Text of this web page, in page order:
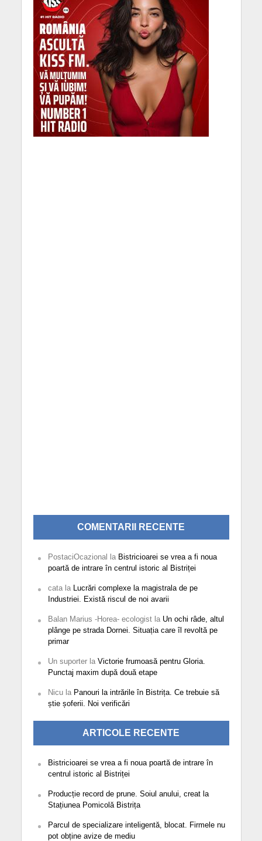
COMENTARII RECENTE
PostaciOcazional la Bistricioarei se vrea a fi noua
poartă de intrare în centrul istoric al Bistriței
catala
Lucrări complexe la magistrala de pe
Industriei. Există riscul de noi avarii
Balan Marius -Horea- ecologistla Un ochi râde, altul
plânge pe strada Dornei. Situația care îl revoltă pe
primar
Un suporterla Victorie frumoasă pentru Gloria.
Punctaj maxim după două etape
Nicula Panouri la intrările în Bistrița. Ce trebuie să
știe șoferii. Noi verificări
ARTICOLE RECENTE
Bistricioarei se vrea a fi noua poartă de intrare în
centrul istoric al Bistriței
Producție record de prune. Soiul anului, creat la
Stațiunea Pomicolă Bistrița
Parcul de specializare inteligentă, blocat. Firmele nu
pot obține avize de mediu